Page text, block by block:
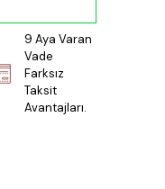
9 Aya Varan
Vade
Farksız
Taksit
Avantajları.